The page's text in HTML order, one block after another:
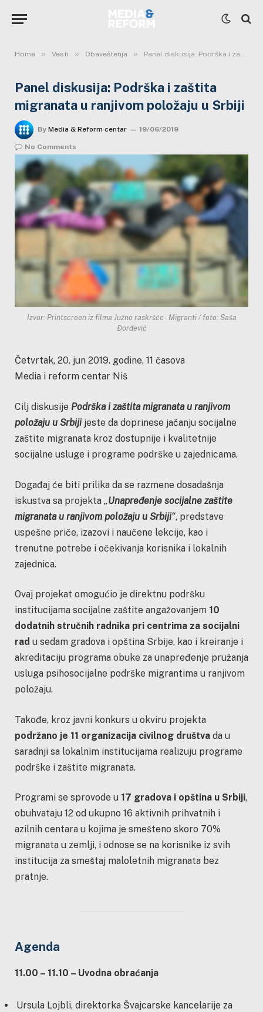
Home » Vesti » Obaveštenja » Panel diskusija: Podrška i zaštita migranata u ranjivom položaju u Srbiji
Panel diskusija: Podrška i zaštita
migranata u ranjivom položaju u Srbiji
By Media & Reform centar 19/06/2019
No Comments
Izvor: Printscreen iz filma Južno raskršće - Migranti / foto: Saša
Đorđević
Četvrtak, 20. jun 2019. godine, 11 časova
Media i reform centar Niš
Cilj diskusije Podrška i zaštita migranata u ranjivom
položaju u Srbijijeste da doprinese jačanju socijalne
zaštite migranata kroz dostupnije i kvalitetnije
socijalne usluge i programe podrške u zajednicama.
Događaj će biti prilika da se razmene dosadašnja
iskustva sa projekta „Unapređenje socijalne zaštite
migranata u ranjivom položaju u Srbiji“, predstave
uspešne priče, izazovi i naučene lekcije, kao i
trenutne potrebe i očekivanja korisnika i lokalnih
zajednica.
Ovaj projekat omogućio je direktnu podršku
institucijama socijalne zaštite angažovanjem 10
dodatnih stručnih radnika pri centrima za socijalni
rad u sedam gradova i opština Srbije, kao i kreiranje i
akreditaciju programa obuke za unapređenje pružanja
usluga psihosocijalne podrške migrantima u ranjivom
položaju.
Takođe, kroz javni konkurs u okviru projekta
podržano je 11 organizacija civilnog društva da u
saradnji sa lokalnim institucijama realizuju programe
podrške i zaštite migranata.
Programi se sprovode u 17 gradova i opština u Srbiji,
obuhvataju 12 od ukupno 16 aktivnih prihvatnih i
azilnih centara u kojima je smešteno skoro 70%
migranata u zemlji, i odnose se na korisnike iz svih
institucija za smeštaj maloletnih migranata bez
pratnje.
Agenda
11.00 – 11.10 – Uvodna obraćanja
Ursula Lojbli, direktorka Švajcarske kancelarije za